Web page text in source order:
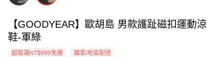
【GOODYEAR】歐胡島 男款護趾磁扣運動涼
鞋-軍綠
超取滿NT$999免運 國家/地區配送